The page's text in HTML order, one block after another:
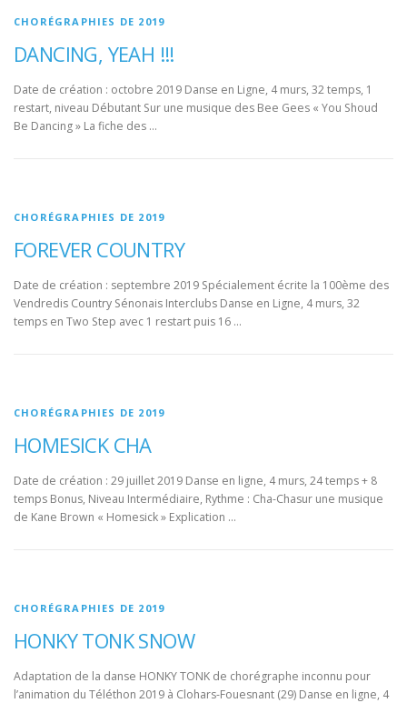
CHORÉGRAPHIES DE 2019
DANCING, YEAH !!!
Date de création : octobre 2019 Danse en Ligne, 4 murs, 32 temps, 1
restart, niveau Débutant Sur une musique des Bee Gees « You Shoud
Be Dancing » La fiche des …
CHORÉGRAPHIES DE 2019
FOREVER COUNTRY
Date de création : septembre 2019 Spécialement écrite la 100ème des
Vendredis Country Sénonais Interclubs Danse en Ligne, 4 murs, 32
temps en Two Step avec 1 restart puis 16 …
CHORÉGRAPHIES DE 2019
HOMESICK CHA
Date de création : 29 juillet 2019 Danse en ligne, 4 murs, 24 temps + 8
temps Bonus, Niveau Intermédiaire, Rythme : Cha-Chasur une musique
de Kane Brown « Homesick » Explication …
CHORÉGRAPHIES DE 2019
HONKY TONK SNOW
Adaptation de la danse HONKY TONK de chorégraphe inconnu pour
l’animation du Téléthon 2019 à Clohars-Fouesnant (29) Danse en ligne, 4